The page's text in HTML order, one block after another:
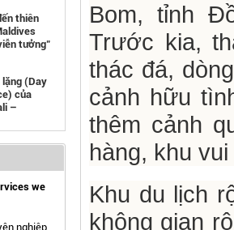
thiên
tưởng"
lặng (Day
của
–
we
nghiệp
Bom, tỉnh
Trước kia,
thác đá,
cảnh hữu
thêm cảnh
hàng, khu
Khu du lịch
không gian